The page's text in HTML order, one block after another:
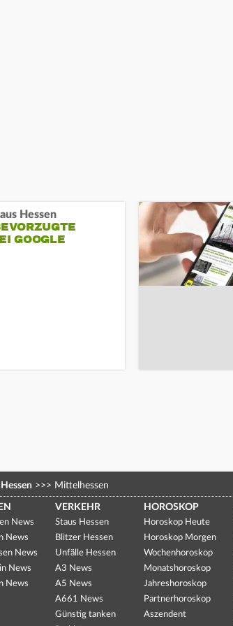
Hessen
GOOGLE
Hessen >>> Mittelhessen
News
News
News
News
News
VERKEHR
Staus Hessen
Blitzer Hessen
Unfälle Hessen
A3 News
A5 News
A661 News
Günstig tanken
HOROSKOP
Horoskop Heute
Horoskop Morgen
Wochenhoroskop
Monatshoroskop
Jahreshoroskop
Partnerhoroskop
Aszendent